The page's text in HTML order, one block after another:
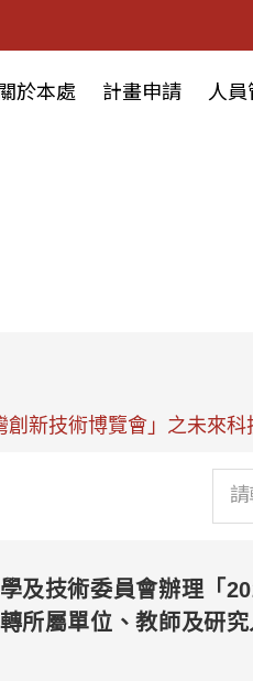
關於本處 計畫申請 人員
新技術博覽會」之未來
及技術委員會辦理「
所屬單位、教師及研究